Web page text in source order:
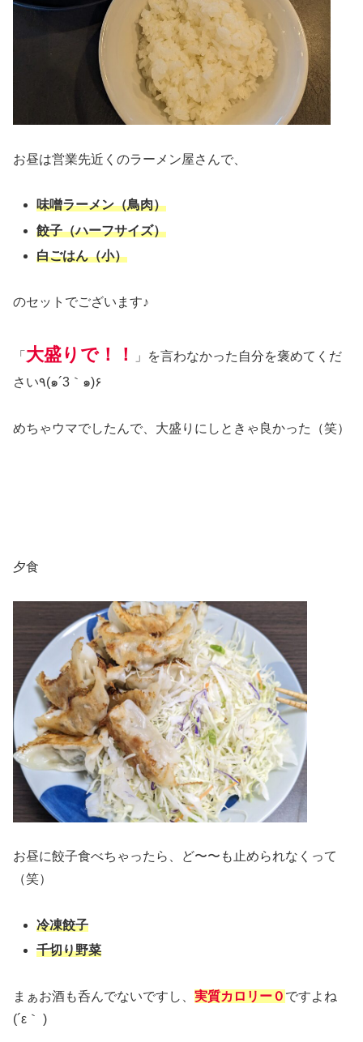
お昼は営業先近くのラーメン屋さんで、
味噌ラーメン（鳥肉）
餃子（ハーフサイズ）
白ごはん（小）
のセットでございます♪
「 大盛りで！！
」を言わなかった自分を褒めてくだ
さい٩(๑´3｀๑)۶
めちゃウマでしたんで、大盛りにしときゃ良かった（笑）
夕食
お昼に餃子食べちゃったら、ど〜〜も止められなくって
（笑）
冷凍餃子
千切り野菜
まぁお酒も呑んでないですし、 実質カロリー０ ですよね
(´ε｀ )